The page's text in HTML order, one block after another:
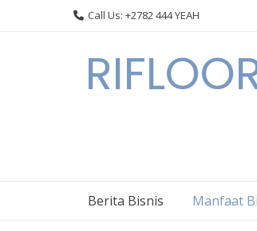
Call Us: +2782 444 YEAH
Berita Bisnis Manfaat